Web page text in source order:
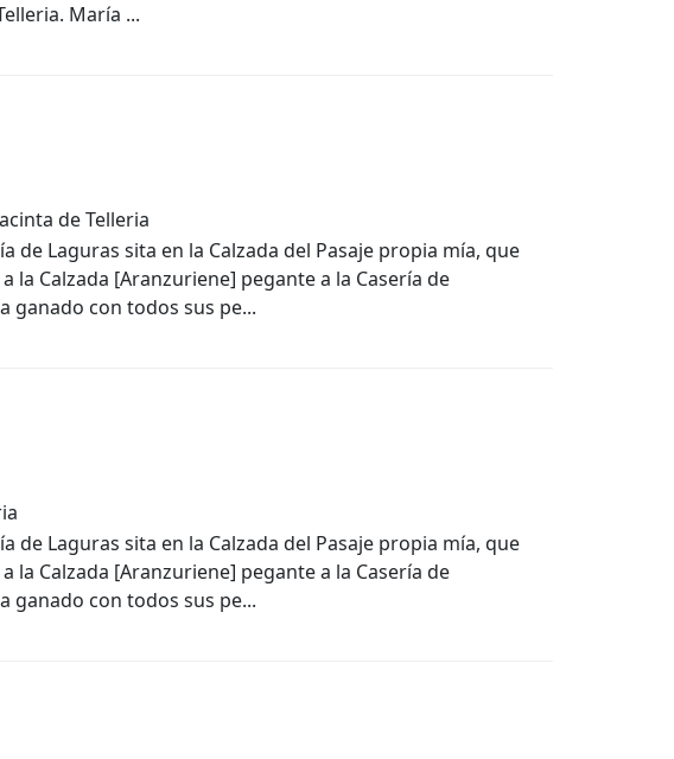
María ...
de Telleria
de Laguras sita en la Calzada del Pasaje propia mía, que
la Calzada [Aranzuriene] pegante a la Casería de
ganado con todos sus pe...
de Laguras sita en la Calzada del Pasaje propia mía, que
la Calzada [Aranzuriene] pegante a la Casería de
ganado con todos sus pe...